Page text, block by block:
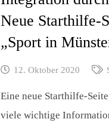
Neue Starthilfe-
„Sport in
12. Oktober 2020
Eine neue Starthilfe-
viele wichtige